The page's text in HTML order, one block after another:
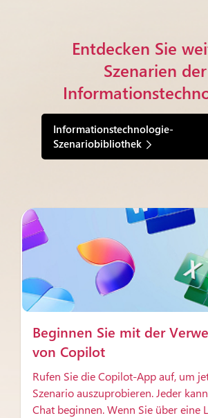
Entdecken Sie
Szenarien der
Informationstechnologie-
Szenariobibliothek
Beginnen Sie mit der
von Copilot
Rufen Sie die Copilot-App auf, um
Szenario auszuprobieren. Jeder
Chat beginnen. Wenn Sie über eine